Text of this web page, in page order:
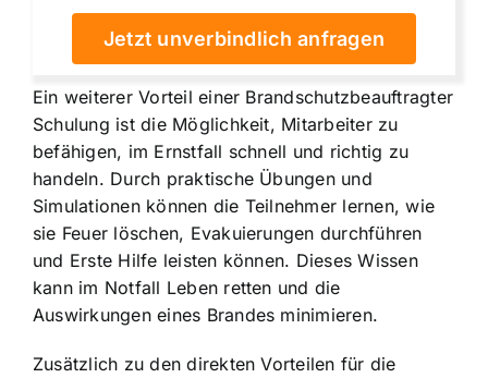
Jetzt unverbindlich anfragen
Ein weiterer Vorteil einer Brandschutzbeauftragter
Schulung ist die Möglichkeit, Mitarbeiter zu
befähigen, im Ernstfall schnell und richtig zu
handeln. Durch praktische Übungen und
Simulationen können die Teilnehmer lernen, wie
sie Feuer löschen, Evakuierungen durchführen
und Erste Hilfe leisten können. Dieses Wissen
kann im Notfall Leben retten und die
Auswirkungen eines Brandes minimieren.
Zusätzlich zu den direkten Vorteilen für die